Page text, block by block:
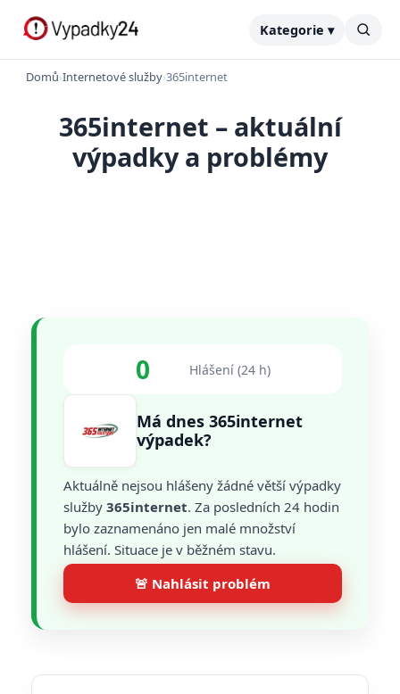
Kategorie ▾
Domů›Internetové služby›365internet
365internet – aktuální
výpadky a problémy
0 Hlášení (24 h)
Má dnes 365internet
výpadek?
Aktuálně nejsou hlášeny žádné větší výpadky
služby 365internet. Za posledních 24 hodin
bylo zaznamenáno jen malé množství
hlášení. Situace je v běžném stavu.
🚨 Nahlásit problém